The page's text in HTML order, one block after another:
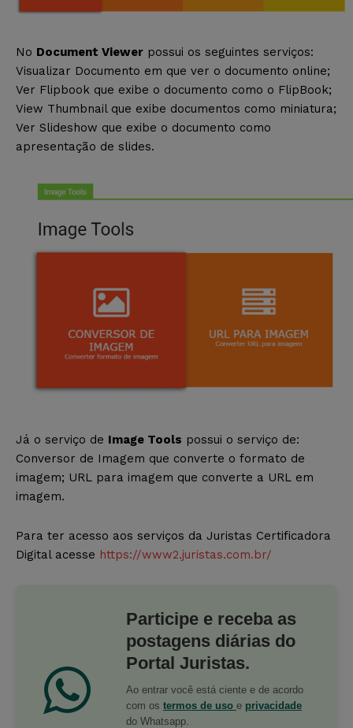
No Document Viewer possui os seguintes serviços:
Visualizar Documento em que ver o documento online;
Ver Flipbook que exibe o documento como o FlipBook;
View Thumbnail que exibe documentos como miniatura;
Ver Slideshow que exibe o documento como
apresentação de slides.
Já o serviço de Image Tools possui o serviço de:
Conversor de Imagem que converte o formato de
imagem; URL para imagem que converte a URL em
imagem.
Para ter acesso aos serviços da Juristas Certificadora
Digital acesse https://www2.juristas.com.br/
Participe e receba as
postagens diárias do
Portal Juristas.
Ao entrar você está ciente e de acordo
com os termos de uso e privacidade
do Whatsapp.